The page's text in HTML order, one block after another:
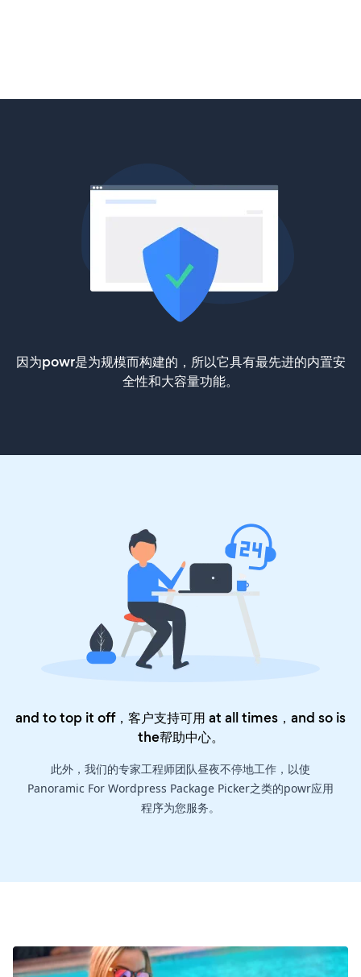
因为powr是为规模而构建的，所以它具有最先进的内置安
全性和大容量功能。
and to top it off，客户支持可用 at all times，and so is
the帮助中心。
此外，我们的专家工程师团队昼夜不停地工作，以使
Panoramic For Wordpress Package Picker之类的powr应用
程序为您服务。